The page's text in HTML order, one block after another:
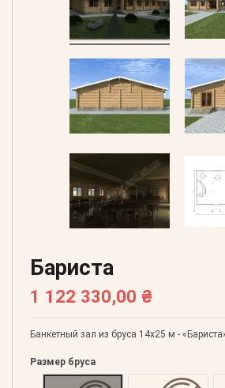
Бариста
1 122 330,00 ₴
Банкетный зал из бруса 14х25 м -
Размер бруса
Оцилиндрованний 160